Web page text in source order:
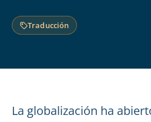
Traducción
La globalización ha